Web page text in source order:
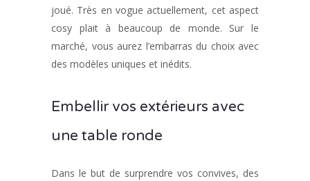
joué. Très en vogue actuellement, cet aspect
cosy plait à beaucoup de monde. Sur le
marché, vous aurez l’embarras du choix avec
des modèles uniques et inédits.
Embellir vos extérieurs avec
une table ronde
Dans le but de surprendre vos convives, des